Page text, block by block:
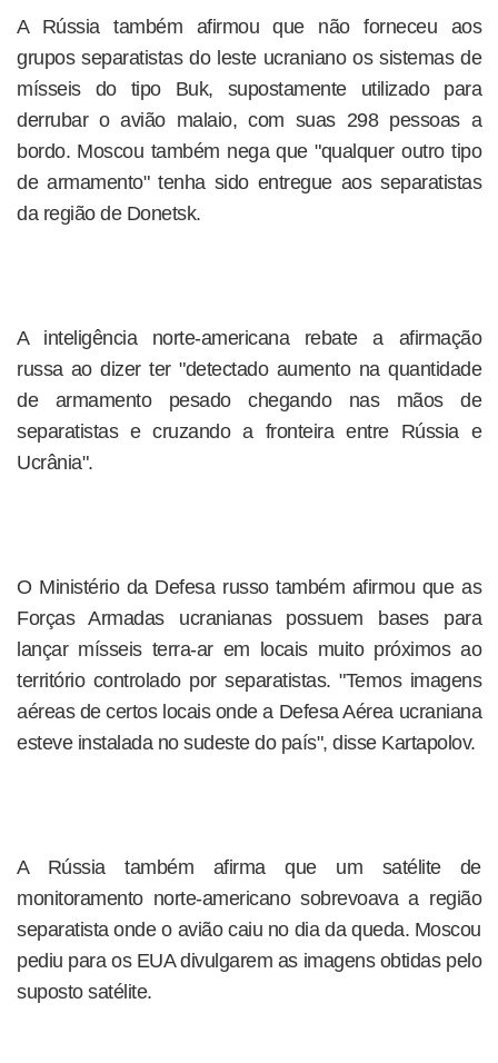
A Rússia também afirmou que não forneceu aos
grupos separatistas do leste ucraniano os sistemas de
mísseis do tipo Buk, supostamente utilizado para
derrubar o avião malaio, com suas 298 pessoas a
bordo. Moscou também nega que "qualquer outro tipo
de armamento" tenha sido entregue aos separatistas
da região de Donetsk.
A inteligência norte-americana rebate a afirmação
russa ao dizer ter "detectado aumento na quantidade
de armamento pesado chegando nas mãos de
separatistas e cruzando a fronteira entre Rússia e
Ucrânia".
O Ministério da Defesa russo também afirmou que as
Forças Armadas ucranianas possuem bases para
lançar mísseis terra-ar em locais muito próximos ao
território controlado por separatistas. "Temos imagens
aéreas de certos locais onde a Defesa Aérea ucraniana
esteve instalada no sudeste do país", disse Kartapolov.
A Rússia também afirma que um satélite de
monitoramento norte-americano sobrevoava a região
separatista onde o avião caiu no dia da queda. Moscou
pediu para os EUA divulgarem as imagens obtidas pelo
suposto satélite.